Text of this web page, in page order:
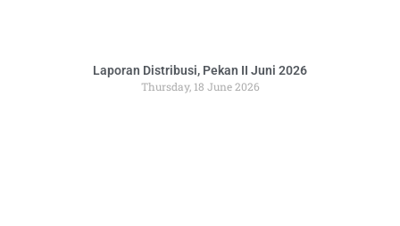
Laporan Distribusi, Pekan II Juni 2026
Thursday, 18 June 2026